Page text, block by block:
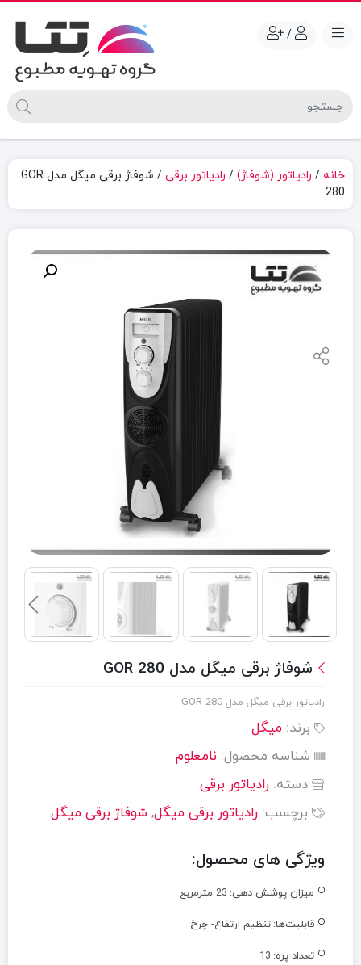
/
خانه / رادیاتور (شوفاژ) / رادیاتور برقی
/ شوفاژ برقی میگل مدل GOR
280
شوفاژ برقی میگل مدل GOR 280
رادیاتور برقی میگل مدل GOR 280
برند: میگل
شناسه محصول: نامعلوم
دسته: رادیاتور برقی
برچسب: رادیاتور برقی میگل, شوفاژ برقی میگل
ویژگی های محصول:
میزان پوشش دهی: 23 مترمربع
قابلیت‌ها: تنظیم ارتفاع- چرخ
تعداد پره: 13